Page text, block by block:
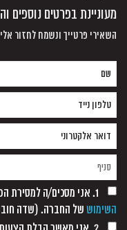
מעוניינת בפרטים נוספים
השאירי פרטייך ונשמח לחזור
1. אני מסכים/ה למסירת הפרטים בהתאם
השימוש של החברה. (שדה